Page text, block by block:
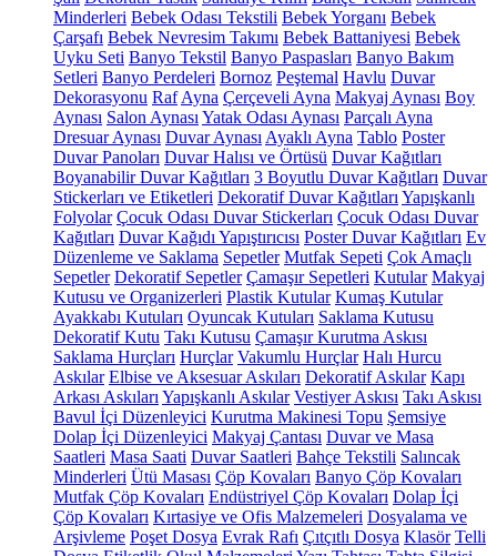
Minderleri Bebek Odası Tekstili Bebek Yorganı Bebek
Çarşafı Bebek Nevresim Takımı Bebek Battaniyesi Bebek
Uyku Seti Banyo Tekstil Banyo Paspasları Banyo Bakım
Setleri Banyo Perdeleri Bornoz Peştemal Havlu Duvar
Dekorasyonu Raf Ayna Çerçeveli Ayna Makyaj Aynası Boy
Aynası Salon Aynası Yatak Odası Aynası Parçalı Ayna
Dresuar Aynası Duvar Aynası Ayaklı Ayna Tablo Poster
Duvar Panoları Duvar Halısı ve Örtüsü Duvar Kağıtları
Boyanabilir Duvar Kağıtları 3 Boyutlu Duvar Kağıtları Duvar
Stickerları ve Etiketleri Dekoratif Duvar Kağıtları Yapışkanlı
Folyolar Çocuk Odası Duvar Stickerları Çocuk Odası Duvar
Kağıtları Duvar Kağıdı Yapıştırıcısı Poster Duvar Kağıtları Ev
Düzenleme ve Saklama Sepetler Mutfak Sepeti Çok Amaçlı
Sepetler Dekoratif Sepetler Çamaşır Sepetleri Kutular Makyaj
Kutusu ve Organizerleri Plastik Kutular Kumaş Kutular
Ayakkabı Kutuları Oyuncak Kutuları Saklama Kutusu
Dekoratif Kutu Takı Kutusu Çamaşır Kurutma Askısı
Saklama Hurçları Hurçlar Vakumlu Hurçlar Halı Hurcu
Askılar Elbise ve Aksesuar Askıları Dekoratif Askılar Kapı
Arkası Askıları Yapışkanlı Askılar Vestiyer Askısı Takı Askısı
Bavul İçi Düzenleyici Kurutma Makinesi Topu Şemsiye
Dolap İçi Düzenleyici Makyaj Çantası Duvar ve Masa
Saatleri Masa Saati Duvar Saatleri Bahçe Tekstili Salıncak
Minderleri Ütü Masası Çöp Kovaları Banyo Çöp Kovaları
Mutfak Çöp Kovaları Endüstriyel Çöp Kovaları Dolap İçi
Çöp Kovaları Kırtasiye ve Ofis Malzemeleri Dosyalama ve
Arşivleme Poşet Dosya Evrak Rafı Çıtçıtlı Dosya Klasör Telli